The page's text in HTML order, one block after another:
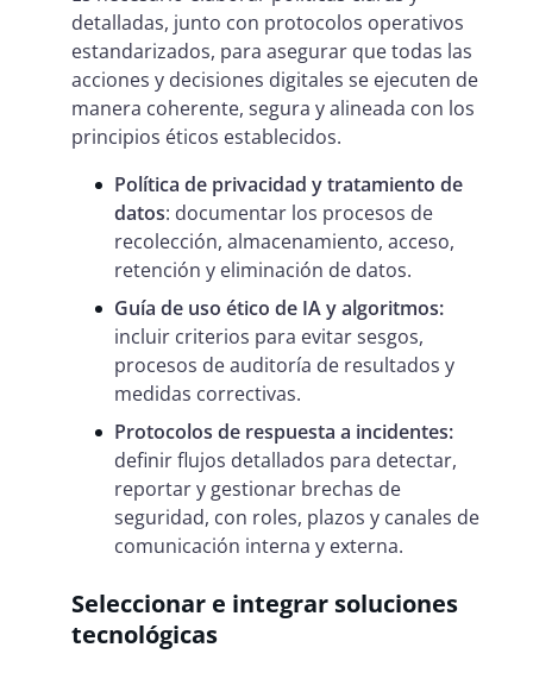
detalladas, junto con protocolos operativos
estandarizados, para asegurar que todas las
acciones y decisiones digitales se ejecuten de
manera coherente, segura y alineada con los
principios éticos establecidos.
Política de privacidad y tratamiento de
datos: documentar los procesos de
recolección, almacenamiento, acceso,
retención y eliminación de datos.
Guía de uso ético de IA y algoritmos:
incluir criterios para evitar sesgos,
procesos de auditoría de resultados y
medidas correctivas.
Protocolos de respuesta a incidentes:
definir flujos detallados para detectar,
reportar y gestionar brechas de
seguridad, con roles, plazos y canales de
comunicación interna y externa.
Seleccionar e integrar soluciones
tecnológicas